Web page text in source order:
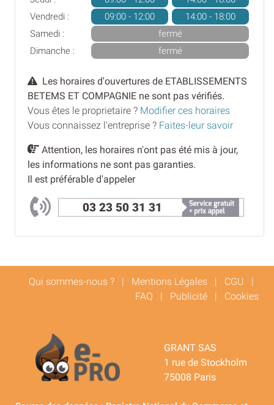
Vendredi :
09:00 - 12:00
14:00 - 18:00
Samedi :
fermé
Dimanche :
fermé
Les horaires d'ouvertures de ETABLISSEMENTS
BETEMS ET COMPAGNIE ne sont pas vérifiés.
Vous êtes le proprietaire ? Modifier ces horaires
Vous connaissez l'entreprise ? Faites-leur savoir
Attention, les horaires n'ont pas été mis à jour,
les informations ne sont pas garanties.
Il est préférable d'appeler
03 23 50 31 31
Qui sommes-nous ? | Mentions Légales | CGU |
FAQ | Publicité | Cookies
GRANT SAS
1 rue de Stockholm
75008 Paris